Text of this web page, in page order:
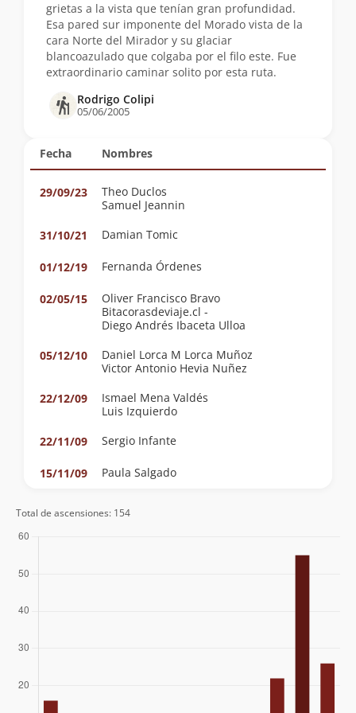
Fecha Nombres
29/09/23
Theo Duclos
Samuel Jeannin
31/10/21
Damian Tomic
01/12/19 Fernanda Órdenes
02/05/15
Oliver Francisco Bravo
Bitacorasdeviaje.cl -
Diego Andrés Ibaceta Ulloa
05/12/10
Daniel Lorca M Lorca Muñoz
Victor Antonio Hevia Nuñez
22/12/09
Ismael Mena Valdés
Luis Izquierdo
22/11/09
Sergio Infante
15/11/09 Paula Salgado
grietas a la vista que tenían gran profundidad.
Esa pared sur imponente del Morado vista de la
cara Norte del Mirador y su glaciar
blancoazulado que colgaba por el filo este. Fue
extraordinario caminar solito por esta ruta.
Rodrigo Colipi
05/06/2005
Total de ascensiones: 154